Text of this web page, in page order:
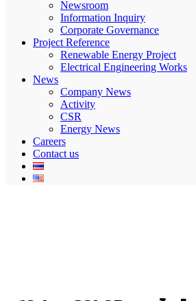
Newsroom
Information Inquiry
Corporate Governance
Project Reference
Renewable Energy Project
Electrical Engineering Works
News
Company News
Activity
CSR
Energy News
Careers
Contact us